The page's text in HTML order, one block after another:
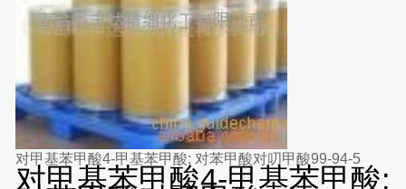
对甲基苯甲酸4-甲基苯甲酸; 对苯甲酸对叨甲酸99-94-5
对甲基苯甲酸4-甲基苯甲酸;